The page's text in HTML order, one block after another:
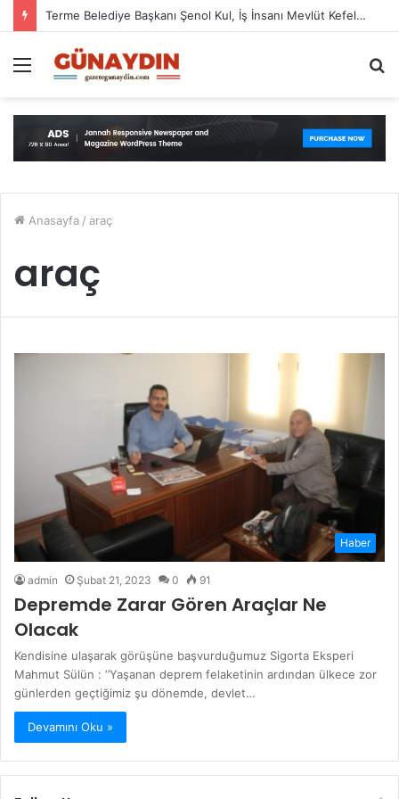
Terme Belediye Başkanı Şenol Kul, İş İnsanı Mevlüt Kefeli’nin Hışmına Uğradı
Menü
Anasayfa / araç
araç
Haber
admin Şubat 21, 2023 0 91
Depremde Zarar Gören Araçlar Ne
Olacak
Kendisine ulaşarak görüşüne başvurduğumuz Sigorta Eksperi
Mahmut Sülün : ‘’Yaşanan deprem felaketinin ardından ülkece zor
günlerden geçtiğimiz şu dönemde, devlet…
Devamını Oku »